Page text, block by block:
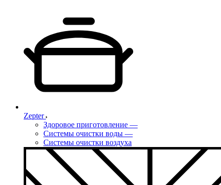
Zepter
Здоровое приготовление —
Системы очистки воды —
Системы очистки воздуха